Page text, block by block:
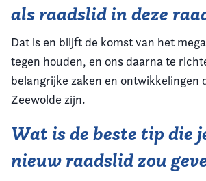
als raadslid in deze
Dat is en blijft de komst van het
tegen houden, en ons daarna te
belangrijke zaken en ontwikkelingen
Zeewolde zijn.
Wat is de beste tip die
nieuw raadslid zou